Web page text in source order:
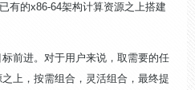
有的x86-64架构计算资源之上搭建
前进。对于用户来说，取需要的任
上，按需组合，灵活组合，最终提